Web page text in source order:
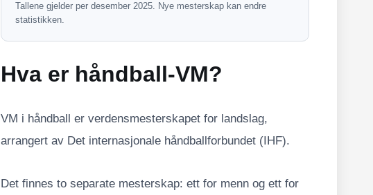
Tallene gjelder per desember 2025. Nye mesterskap kan endre
statistikken.
Hva er håndball-VM?
VM i håndball er verdensmesterskapet for landslag,
arrangert av Det internasjonale håndballforbundet (IHF).
Det finnes to separate mesterskap: ett for menn og ett for